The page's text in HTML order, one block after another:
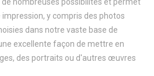
y compris des photos
dans notre vaste base de
excellente façon de mettre en
des portraits ou d'autres œuvres